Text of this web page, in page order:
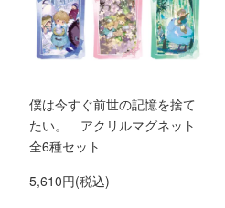
僕は今すぐ前世の記憶を捨て
たい。 アクリルマグネット
全6種セット
5,610円(税込)